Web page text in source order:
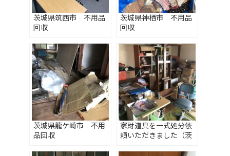
茨城県筑西市 不用品
回収
茨城県神栖市 不用品
回収
茨城県龍ケ崎市 不用
品回収
家財道具を一式処分依
頼いただきました（茨